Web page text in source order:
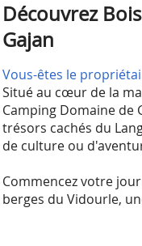
Découvrez
Gajan
Vous-êtes le
Situé au cœur de la
Camping Domaine de
trésors cachés du
de culture ou
Commencez votre
berges du Vidourle,